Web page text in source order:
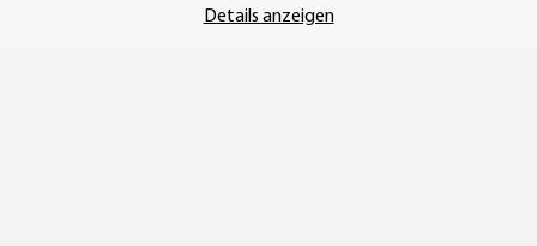
Vertrag widerrufen
Details anzeigen